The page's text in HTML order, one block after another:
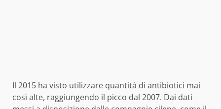
Il 2015 ha visto utilizzare quantità di antibiotici mai
così alte, raggiungendo il picco dal 2007. Dai dati